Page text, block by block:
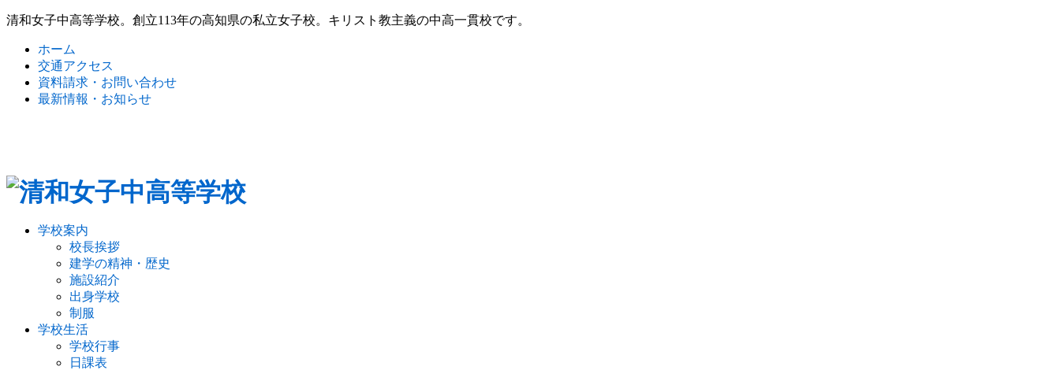
清和女子中高等学校。創立113年の高知県の私立女子校。キリスト教主義の中高一貫校です。
ホーム
交通アクセス
資料請求・お問い合わせ
最新情報・お知らせ
学校案内
校長挨拶
建学の精神・歴史
施設紹介
出身学校
制服
学校生活
学校行事
日課表